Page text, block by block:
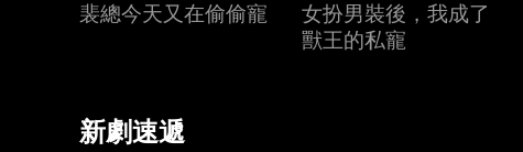
裴總今天又在偷偷寵
女扮男裝後，我成了
獸王的私寵
新劇速遞